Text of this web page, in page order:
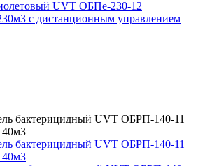
бактерицидный UVT ОБРП-140-11
бактерицидный UVT ОБРП-140-11